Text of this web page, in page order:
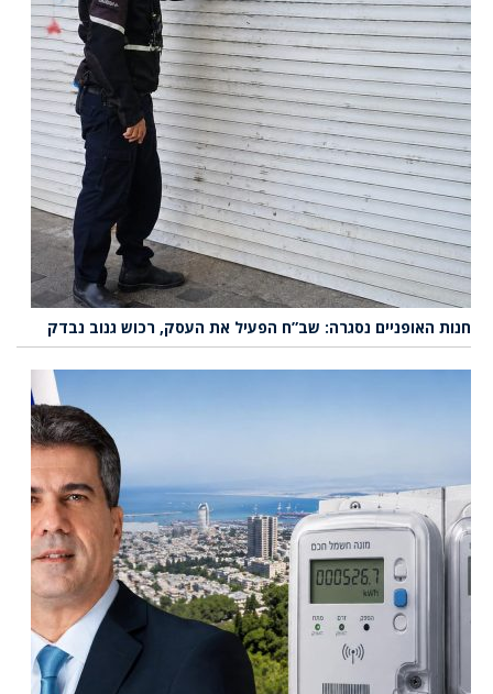
חנות האופניים נסגרה: שב”ח הפעיל את העסק, רכוש גנוב נבדק